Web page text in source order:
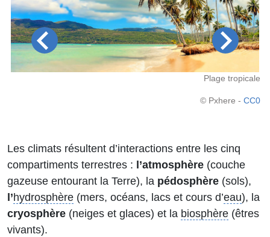
Plage tropicale
© Pxhere - CC0
Les climats résultent d’interactions entre les cinq
compartiments terrestres : l’atmosphère (couche
gazeuse entourant la Terre), la pédosphère (sols),
l’hydrosphère (mers, océans, lacs et cours d’eau), la
cryosphère (neiges et glaces) et la biosphère (êtres
vivants).